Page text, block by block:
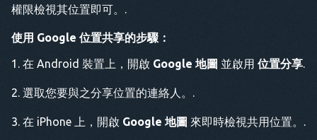
權限檢視其位置即可。.
使用 Google 位置共享的步驟：
在 Android 裝置上，開啟 Google 地圖 並啟用 位置分享.
選取您要與之分享位置的連絡人。.
在 iPhone 上，開啟 Google 地圖 來即時檢視共用位置。.